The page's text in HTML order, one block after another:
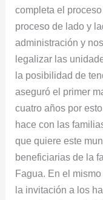
completa el
proceso de lado y
administración y
legalizar las
la posibilidad de
aseguró el primer
cuatro años por
hace con las
que quiere este
beneficiarias de la
Fagua. En el
la invitación a los